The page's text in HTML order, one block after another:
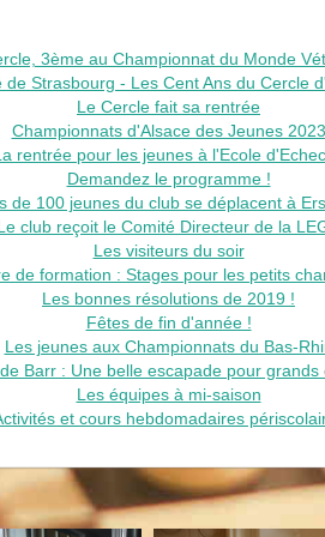
3ème au Championnat du Monde
de Strasbourg - Les Cent Ans du Cercle
Le Cercle fait sa rentrée
Championnats d'Alsace des Jeunes 2023
rentrée pour les jeunes à l'Ecole
Demandez le programme !
de 100 jeunes du club se déplacent à
club reçoit le Comité Directeur de la
Les visiteurs du soir
de formation : Stages pour les petits
Les bonnes résolutions de 2019 !
Fêtes de fin d'année !
Les jeunes aux Championnats du Bas-
Barr : Une belle escapade pour grands
Les équipes à mi-saison
et cours hebdomadaires